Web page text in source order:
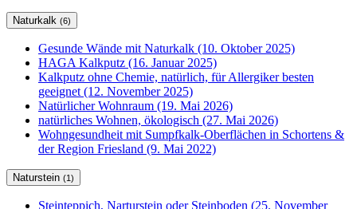
Naturkalk (6)
Gesunde Wände mit Naturkalk (10. Oktober 2025)
HAGA Kalkputz (16. Januar 2025)
Kalkputz ohne Chemie, natürlich, für Allergiker besten
geeignet (12. November 2025)
Natürlicher Wohnraum (19. Mai 2026)
natürliches Wohnen, ökologisch (27. Mai 2026)
Wohngesundheit mit Sumpfkalk-Oberflächen in Schortens &
der Region Friesland (9. Mai 2022)
Naturstein (1)
Steinteppich, Narturstein oder Steinboden (25. November